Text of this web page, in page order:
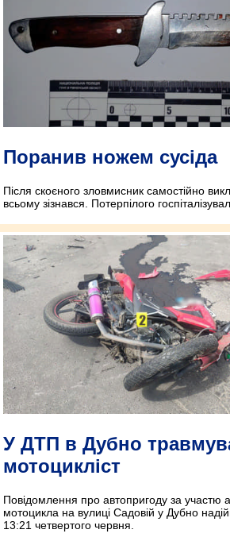
Поранив ножем сусіда
Після скоєного зловмисник самостійно
всьому зізнався. Потерпілого
У ДТП в Дубно
мотоцикліст
Повідомлення про автопригоду за участю
мотоцикла на вулиці Садовій у Дубно
13:21 четвертого червня.